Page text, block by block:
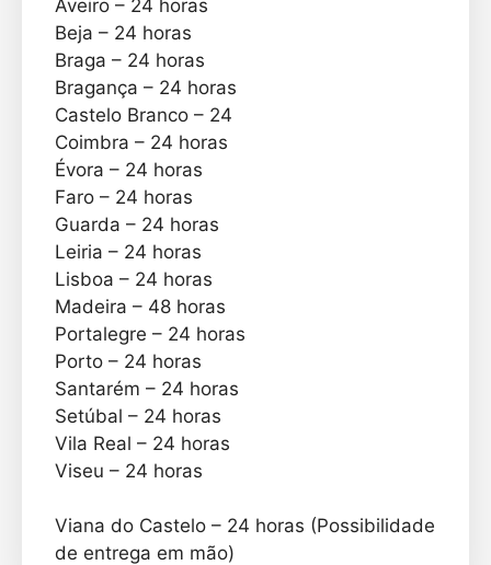
Aveiro – 24 horas
Beja – 24 horas
Braga – 24 horas
Bragança – 24 horas
Castelo Branco – 24
Coimbra – 24 horas
Évora – 24 horas
Faro – 24 horas
Guarda – 24 horas
Leiria – 24 horas
Lisboa – 24 horas
Madeira – 48 horas
Portalegre – 24 horas
Porto – 24 horas
Santarém – 24 horas
Setúbal – 24 horas
Vila Real – 24 horas
Viseu – 24 horas
Viana do Castelo – 24 horas (Possibilidade
de entrega em mão)